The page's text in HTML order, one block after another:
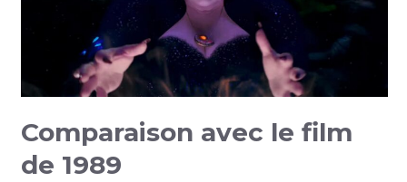
Comparaison avec le film
de 1989